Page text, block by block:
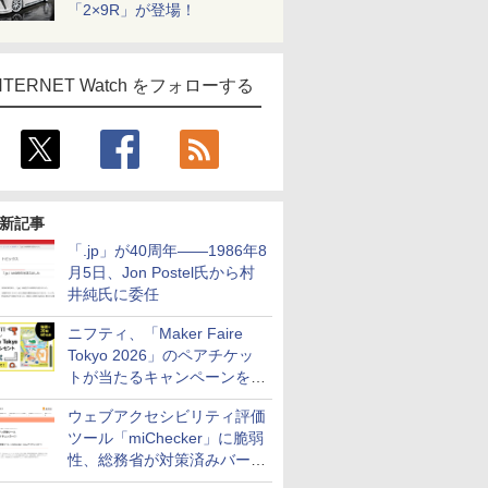
「2×9R」が登場！
Watch をフォローする
記事
「.jp」が40周年――1986年8
月5日、Jon Postel氏から村
井純氏に委任
ニフティ、「Maker Faire
Tokyo 2026」のペアチケッ
トが当たるキャンペーンをX
で実施。8月16日まで
ウェブアクセシビリティ評価
ツール「miChecker」に脆弱
性、総務省が対策済みバージ
ョンへの更新を呼び掛け